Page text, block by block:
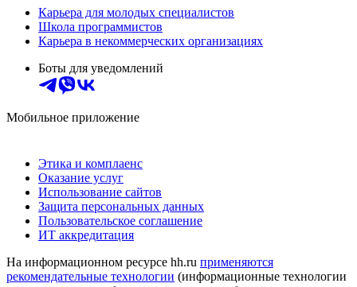
Карьера для молодых специалистов
Школа программистов
Карьера в некоммерческих организациях
Боты для уведомлений
Мобильное приложение
Этика и комплаенс
Оказание услуг
Использование сайтов
Защита персональных данных
Пользовательское соглашение
ИТ аккредитация
На информационном ресурсе hh.ru применяются
рекомендательные технологии (информационные технологии